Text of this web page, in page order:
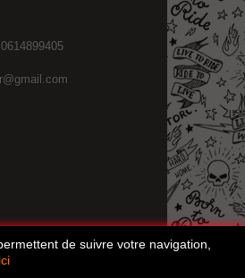
de suivre votre navigation,